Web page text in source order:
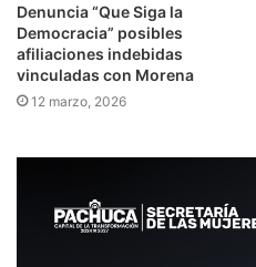
Denuncia “Que Siga la
Democracia” posibles
afiliaciones indebidas
vinculadas con Morena
12 marzo, 2026